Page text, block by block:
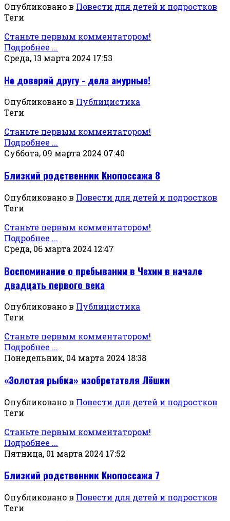
Опубликовано в Повести для детей и подростков
Теги
Станьте первым комментатором!
Подробнее ...
Среда, 13 марта 2024 17:53
Не доверяй другу - дела амурные!
Опубликовано в Публицистика
Теги
Станьте первым комментатором!
Подробнее ...
Суббота, 09 марта 2024 07:40
Близкий родственник Кнопоссажа 8
Опубликовано в Повести для детей и подростков
Теги
Станьте первым комментатором!
Подробнее ...
Среда, 06 марта 2024 12:47
Воспоминание о пребывании в Чехии в начале
двадцать первого века
Опубликовано в Публицистика
Теги
Станьте первым комментатором!
Подробнее ...
Понедельник, 04 марта 2024 18:38
«Золотая рыбка» изобретателя Лёшки
Опубликовано в Повести для детей и подростков
Теги
Станьте первым комментатором!
Подробнее ...
Пятница, 01 марта 2024 17:52
Близкий родственник Кнопоссажа 7
Опубликовано в Повести для детей и подростков
Теги